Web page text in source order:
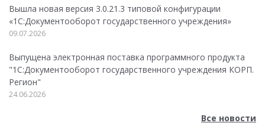
Вышла новая версия 3.0.21.3 типовой конфигурации
«1С:Документооборот государственного учреждения»
09.07.2026
Выпущена электронная поставка программного продукта
"1С:Документооборот государственного учреждения КОРП.
Регион"
24.06.2026
Все новости